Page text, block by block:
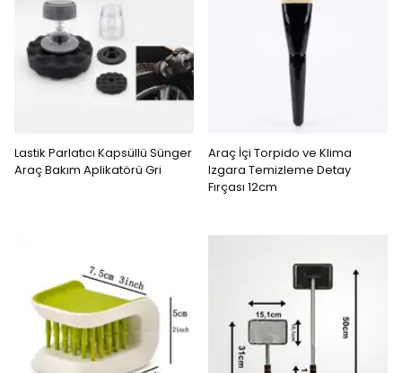
Lastik Parlatıcı Kapsüllü Sünger
Araç Bakım Aplikatörü Gri
Araç İçi Torpido ve Klima
Izgara Temizleme Detay
Fırçası 12cm